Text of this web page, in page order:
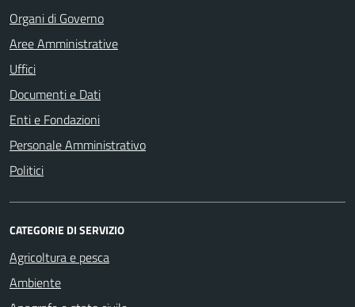
Organi di Governo
Aree Amministrative
Uffici
Documenti e Dati
Enti e Fondazioni
Personale Amministrativo
Politici
CATEGORIE DI SERVIZIO
Agricoltura e pesca
Ambiente